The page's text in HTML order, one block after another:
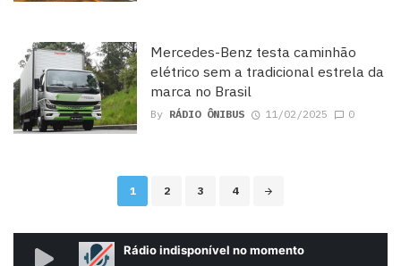
Mercedes-Benz testa caminhão
elétrico sem a tradicional estrela da
marca no Brasil
By RÁDIO ÔNIBUS 11/02/2025 0
1 2 3 4